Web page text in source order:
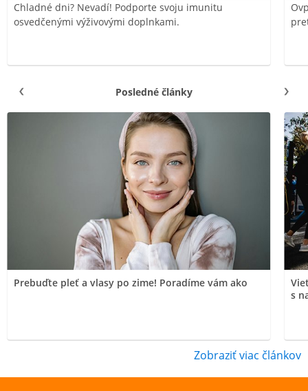
Chladné dni? Nevadí! Podporte svoju imunitu
osvedčenými výživovými doplnkami.
Posledné články
Prebuďte pleť a vlasy po zime! Poradíme vám ako
s
Zobraziť viac článkov